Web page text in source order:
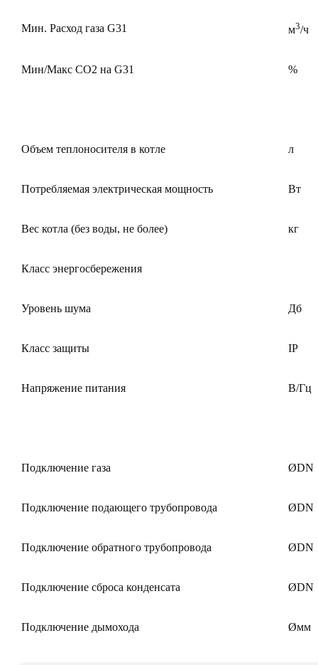
Мин. Расход газа G31 м3/ч
Мин/Макс CO2 на G31 %
Объем теплоносителя в котле л
Потребляемая электрическая мощность Вт
Вес котла (без воды, не более) кг
Класс энергосбережения
Уровень шума Дб
Класс защиты IP
Напряжение питания В/Гц
Подключение газа ØDN
Подключение подающего трубопровода ØDN
Подключение обратного трубопровода ØDN
Подключение сброса конденсата ØDN
Подключение дымохода Øмм